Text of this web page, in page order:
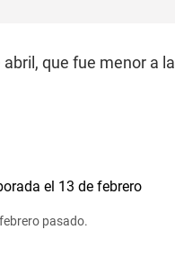
abril, que fue menor a la
pasado.